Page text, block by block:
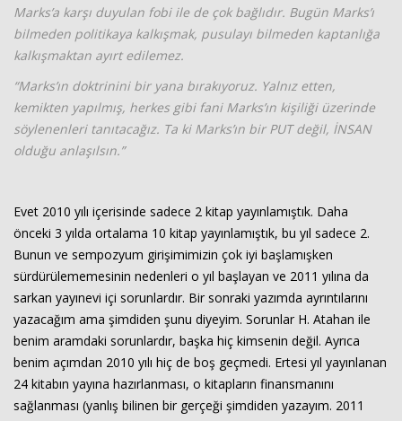
Marks’a karşı duyulan fobi ile de çok bağlıdır. Bugün Marks’ı
bilmeden politikaya kalkışmak, pusulayı bilmeden kaptanlığa
kalkışmaktan ayırt edilemez.
“Marks’ın doktrinini bir yana bırakıyoruz. Yalnız etten,
kemikten yapılmış, herkes gibi fani Marks’ın kişiliği üzerinde
söylenenleri tanıtacağız. Ta ki Marks’ın bir PUT değil, İNSAN
olduğu anlaşılsın.”
Evet 2010 yılı içerisinde sadece 2 kitap yayınlamıştık. Daha
önceki 3 yılda ortalama 10 kitap yayınlamıştık, bu yıl sadece 2.
Bunun ve sempozyum girişimimizin çok iyi başlamışken
sürdürülememesinin nedenleri o yıl başlayan ve 2011 yılına da
sarkan yayınevi içi sorunlardır. Bir sonraki yazımda ayrıntılarını
yazacağım ama şimdiden şunu diyeyim. Sorunlar H. Atahan ile
benim aramdaki sorunlardır, başka hiç kimsenin değil. Ayrıca
benim açımdan 2010 yılı hiç de boş geçmedi. Ertesi yıl yayınlanan
24 kitabın yayına hazırlanması, o kitapların finansmanını
sağlanması (yanlış bilinen bir gerçeği şimdiden yazayım. 2011